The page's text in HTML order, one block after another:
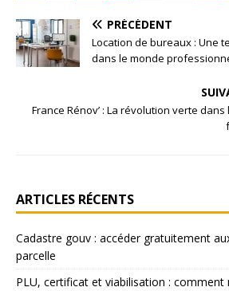
PRÉCÉDENT
Location de bureaux : Une
dans le monde
France Rénov’ : La révolution verte dans
ARTICLES RÉCENTS
Cadastre gouv : accéder gratuitement
parcelle
PLU, certificat et viabilisation : comment